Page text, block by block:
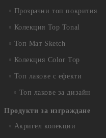
Прозрачни топ покрития
Колекция Top Tonal
Топ Мат Sketch
Колекция Color Top
Топ лакове с ефекти
Топ лакове за дизайн
Продукти за изграждане
Акригел колекции